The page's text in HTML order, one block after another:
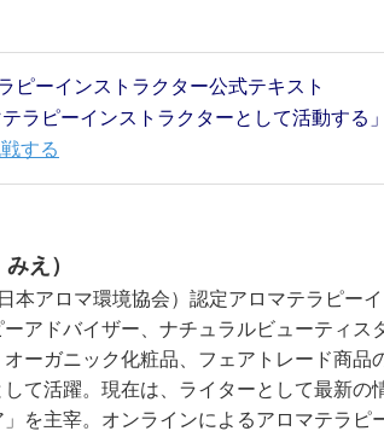
ピーインストラクター公式テキスト
テラピーインストラクターとして活動する」
する
え）
本アロマ環境協会）認定アロマテラピー
アドバイザー、ナチュラルビューティス
ーガニック化粧品、フェアトレード商品
て活躍。現在は、ライターとして最新の
を主宰。オンラインによるアロマテラピ